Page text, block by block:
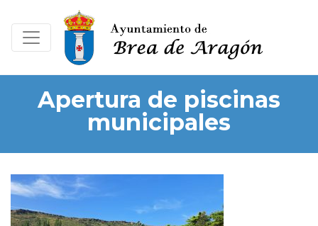
Apertura de piscinas
municipales